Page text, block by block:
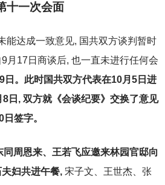
十一次会面
能达成一致意见, 国共双方谈判暂时
月17日商谈后, 也一直未进行任何会
日。此时国共双方代表在10月5日进
日, 双方就《会谈纪要》交换了意见
签字。
同周恩来、王若飞应邀来林园官邸向
妇共进午餐, 宋子文、王世杰、张